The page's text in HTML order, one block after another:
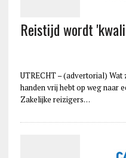
Reistijd wordt
UTRECHT – (advertorial) Wat
handen vrij hebt op weg naar
Zakelijke reizigers…